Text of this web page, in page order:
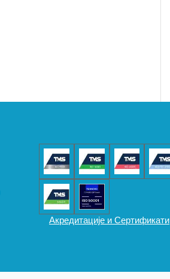
Акредитације и Сертификати